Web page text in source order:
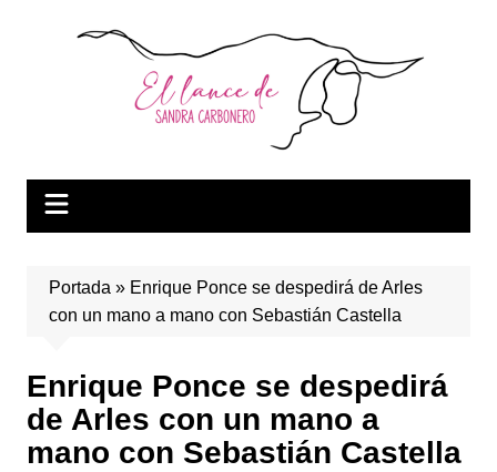
Portada » Enrique Ponce se despedirá de Arles
con un mano a mano con Sebastián Castella
Enrique Ponce se despedirá
de Arles con un mano a
mano con Sebastián Castella